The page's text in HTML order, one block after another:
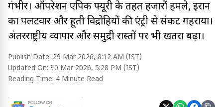
गंभीर। ऑपरेशन एपिक फ्यूरी के तहत हजारों हमले, ईरान
का पलटवार और हूती विद्रोहियों की एंट्री से संकट गहराया।
अंतरराष्ट्रीय व्यापार और समुद्री रास्तों पर भी खतरा बढ़ा।
Publish Date: 29 Mar 2026, 8:12 AM (IST)
Updated On: 30 Mar 2026, 5:28 PM (IST)
Reading Time: 4 Minute Read